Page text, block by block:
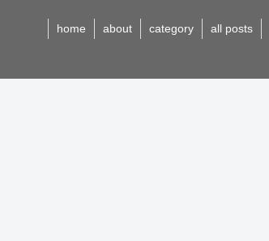
home about category all posts